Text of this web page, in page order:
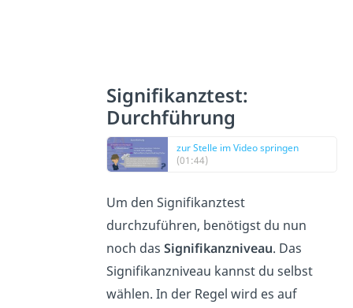
Signifikanztest:
Durchführung
zur Stelle im Video springen
(01:44)
Um den Signifikanztest
durchzuführen, benötigst du nun
noch das Signifikanzniveau. Das
Signifikanzniveau kannst du selbst
wählen. In der Regel wird es auf